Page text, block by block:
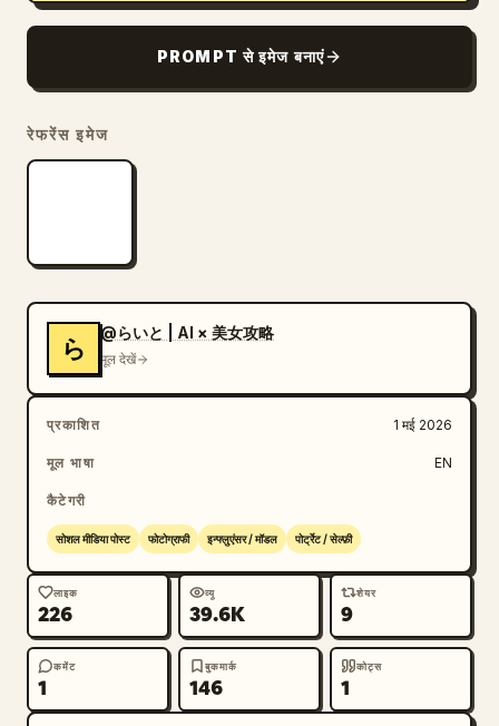
कोहेसिव एस्थेटिक का उपयोग करें।
PROMPT से इमेज बनाएं
रेफरेंस इमेज
ら
@らいと | AI × 美女攻略
मूल देखें
प्रकाशित 1 मई 2026
मूल भाषा EN
कैटेगरी
सोशल मीडिया पोस्ट फोटोग्राफी इन्फ्लुएंसर / मॉडल पोर्ट्रेट / सेल्फ़ी
लाइक
226
व्यू
39.6K
शेयर
9
कमेंट
1
बुकमार्क
146
कोट्स
1